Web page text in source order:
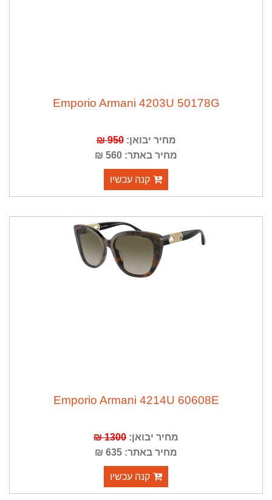
Emporio Armani 4203U 50178G
מחיר יבואן:950 ₪
מחיר באתר: 560 ₪
קנה עכשיו
Emporio Armani 4214U 60608E
מחיר יבואן: 1300 ₪
מחיר באתר: 635 ₪
קנה עכשיו